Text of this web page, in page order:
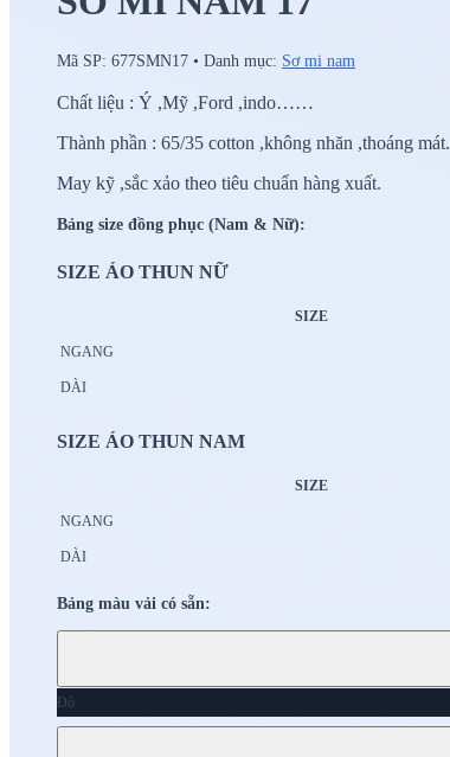
Mã SP: 677SMN17 • Danh mục: Sơ mi nam
Chất liệu : Ý ,Mỹ ,Ford ,indo……
Thành phần : 65/35 cotton ,không nhăn ,thoáng mát.
May kỹ ,sắc xảo theo tiêu chuẩn hàng xuất.
Bảng size đồng phục (Nam & Nữ):
SIZE ÁO THUN NỮ
SIZE
NGANG
DÀI
SIZE ÁO THUN NAM
SIZE
NGANG
DÀI
Bảng màu vải có sẵn: